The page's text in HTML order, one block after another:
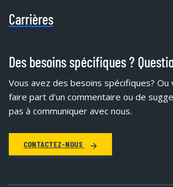
Carrières
Des besoins spécifiques ?
Vous avez des besoins spécifiques? Ou
faire part d'un commentaire ou de
pas à communiquer avec nous.
CONTACTEZ-NOUS